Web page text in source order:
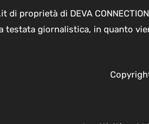
di proprietà di DEVA
testata giornalistica, in quanto